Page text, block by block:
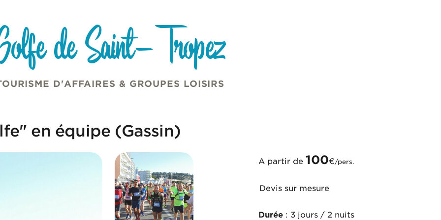
de Saint-Tropez
D'AFFAIRES & GROUPES LOISIRS
en équipe (Gassin)
A partir de 100€/pers.
Devis sur mesure
Durée : 3 jours / 2 nuits